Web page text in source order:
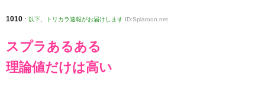
1010 : 以下、トリカラ速報がお届けします ID:Splatoon.net
スプラあるある
理論値だけは高い